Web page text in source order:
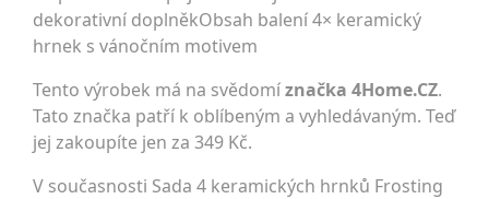
dekorativní doplněkObsah balení 4× keramický
hrnek s vánočním motivem
Tento výrobek má na svědomíznačka 4Home.CZ.
Tato značka patří k oblíbeným a vyhledávaným. Teď
jej zakoupíte jen za 349 Kč.
V současnosti Sada 4 keramických hrnků Frosting